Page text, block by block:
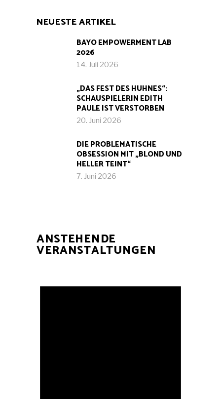
NEUESTE ARTIKEL
BAYO EMPOWERMENT LAB
2026
14. Juli 2026
„DAS FEST DES HUHNES“:
SCHAUSPIELERIN EDITH
PAULE IST VERSTORBEN
20. Juni 2026
DIE PROBLEMATISCHE
OBSESSION MIT „BLOND UND
HELLER TEINT“
7. Juni 2026
ANSTEHENDE
VERANSTALTUNGEN